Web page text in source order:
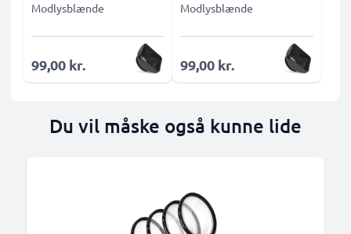
Modlysblænde
99,00 kr.
Modlysblænde
99,00 kr.
Du vil måske også kunne lide